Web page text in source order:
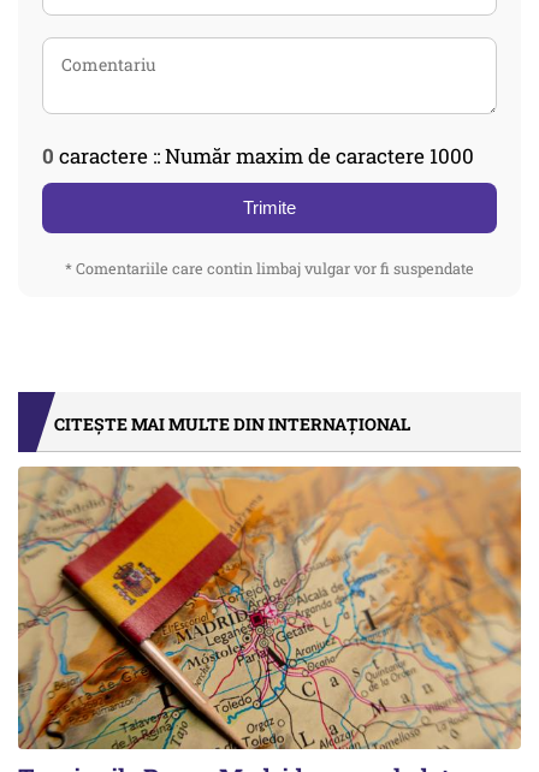
0 caractere :: Număr maxim de caractere 1000
Trimite
* Comentariile care contin limbaj vulgar vor fi suspendate
CITEȘTE MAI MULTE DIN INTERNAȚIONAL